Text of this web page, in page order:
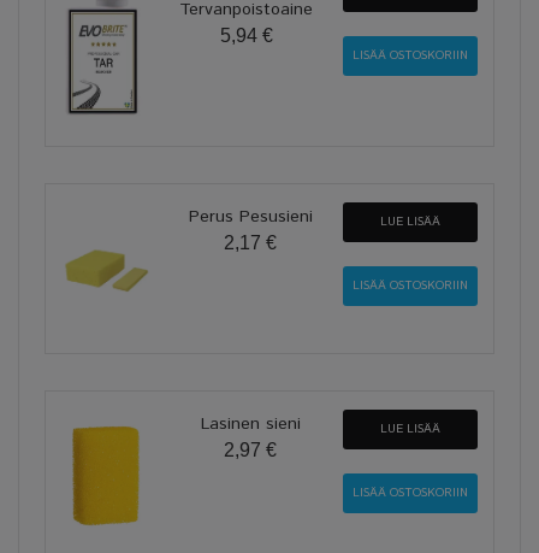
Tervanpoistoaine
5,94 €
Perus Pesusieni
2,17 €
LUE LISÄÄ
Lasinen sieni
2,97 €
LUE LISÄÄ